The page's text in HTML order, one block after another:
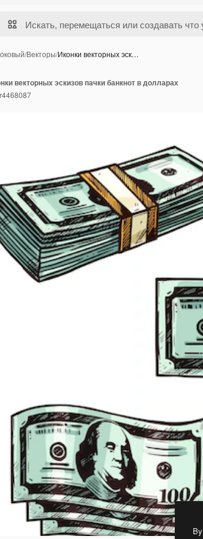
/Векторы/Иконки векторных эск…
векторных эскизов пачки банкнот в долларах